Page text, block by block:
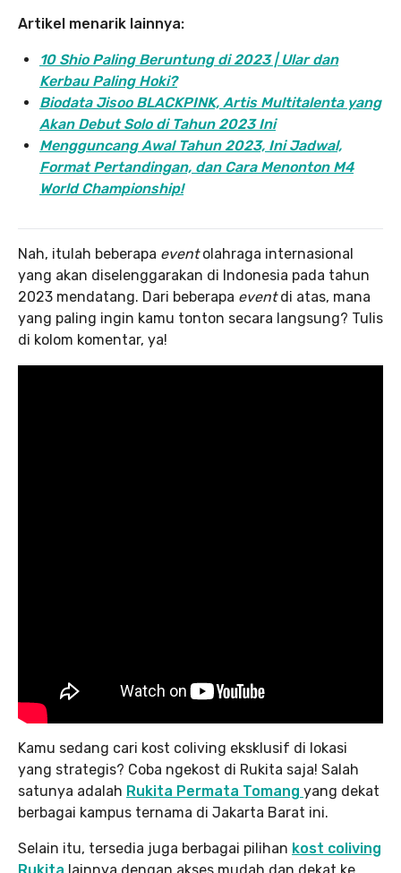
Artikel menarik lainnya:
10 Shio Paling Beruntung di 2023 | Ular dan
Kerbau Paling Hoki?
Biodata Jisoo BLACKPINK, Artis Multitalenta yang
Akan Debut Solo di Tahun 2023 Ini
Mengguncang Awal Tahun 2023, Ini Jadwal,
Format Pertandingan, dan Cara Menonton M4
World Championship!
Nah, itulah beberapa eventolahraga internasional
yang akan diselenggarakan di Indonesia pada tahun
2023 mendatang. Dari beberapa eventdi atas, mana
yang paling ingin kamu tonton secara langsung? Tulis
di kolom komentar, ya!
Kamu sedang cari kost coliving eksklusif di lokasi
yang strategis? Coba ngekost di Rukita saja! Salah
satunya adalah Rukita Permata Tomang yang dekat
berbagai kampus ternama di Jakarta Barat ini.
Selain itu, tersedia juga berbagai pilihan kost coliving
Rukita lainnya dengan akses mudah dan dekat ke